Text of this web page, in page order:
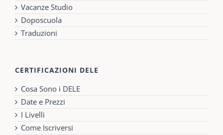
Vacanze Studio
Doposcuola
Traduzioni
CERTIFICAZIONI DELE
Cosa Sono i DELE
Date e Prezzi
I Livelli
Come Iscriversi